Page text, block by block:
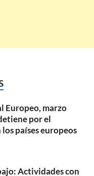
Europeo, marzo
por el
países europeos
Actividades con